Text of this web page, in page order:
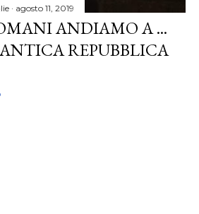
agosto 11, 2019
ANDIAMO A ...
REPUBBLICA